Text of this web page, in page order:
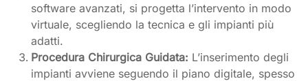
software avanzati, si progetta l’intervento in modo
virtuale, scegliendo la tecnica e gli impianti più
adatti.
Procedura Chirurgica Guidata: L’inserimento degli
impianti avviene seguendo il piano digitale, spesso